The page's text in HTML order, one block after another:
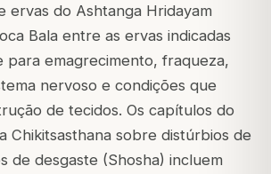
ervas do Ashtanga Hridayam
Bala entre as ervas indicadas
para emagrecimento, fraqueza,
nervoso e condições que
de tecidos. Os capítulos do
Chikitsasthana sobre distúrbios de
de desgaste (Shosha) incluem